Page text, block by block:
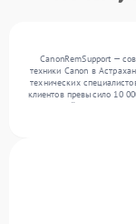
CanonRemSupport —
техники Canon в
технических
клиентов превысило 10
сервисный центр
любой сложности и